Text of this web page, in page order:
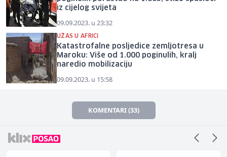
iz cijelog svijeta
09.09.2023. u 23:32
UŽAS U AFRICI
Katastrofalne posljedice zemljotresa u
Maroku: Više od 1.000 poginulih, kralj
naredio mobilizaciju
09.09.2023. u 15:58
KOMENTARI (33)